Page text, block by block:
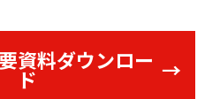
資料ダウンロー
ド